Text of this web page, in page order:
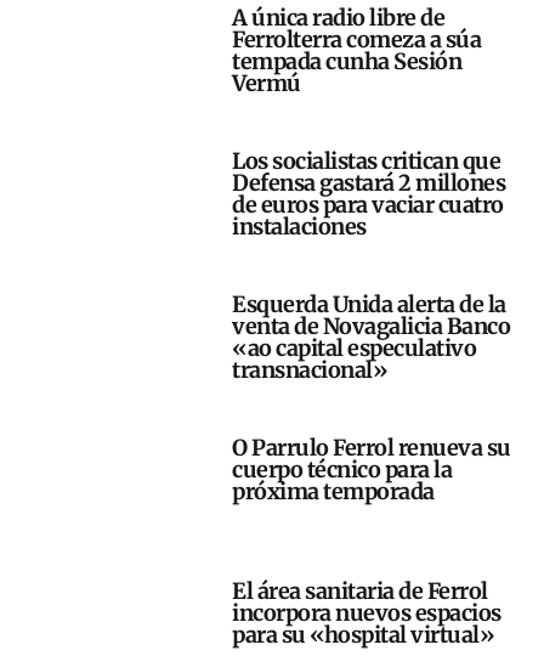
A única radio libre de
Ferrolterra comeza a súa
tempada cunha Sesión
Vermú
Los socialistas critican que
Defensa gastará 2 millones
de euros para vaciar cuatro
instalaciones
Esquerda Unida alerta de la
venta de Novagalicia Banco
«ao capital especulativo
transnacional»
O Parrulo Ferrol renueva su
cuerpo técnico para la
próxima temporada
El área sanitaria de Ferrol
incorpora nuevos espacios
para su «hospital virtual»